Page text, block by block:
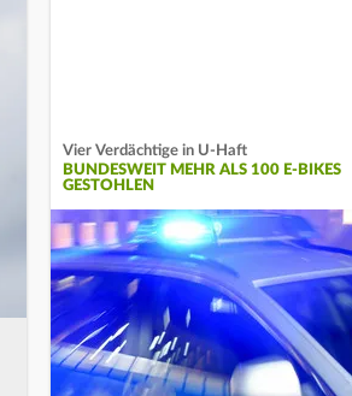
Vier Verdächtige in U-Haft
BUNDESWEIT MEHR ALS 100 E-BIKES
GESTOHLEN